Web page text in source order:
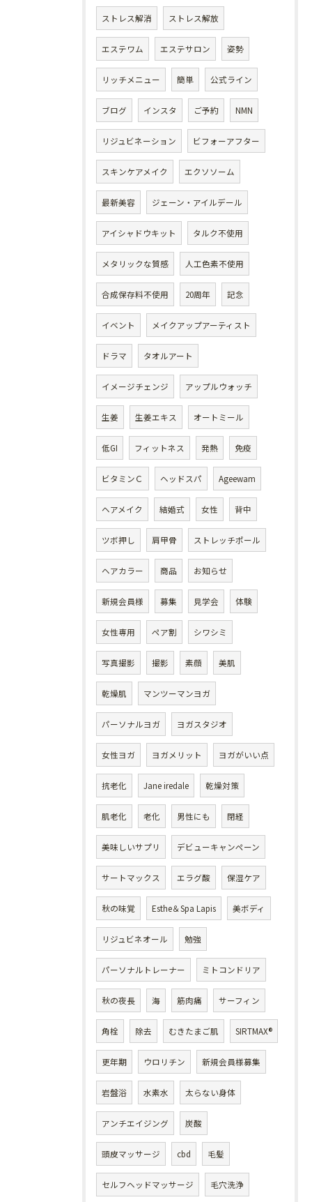
ストレス解消 ストレス解放
エステワム エステサロン 姿勢
リッチメニュー 簡単 公式ライン
ブログ インスタ ご予約 NMN
リジュビネーション ビフォーアフター
スキンケアメイク エクソソーム
最新美容 ジェーン・アイルデール
アイシャドウキット タルク不使用
メタリックな質感 人工色素不使用
合成保存料不使用 20周年 記念
イベント メイクアップアーティスト
ドラマ タオルアート
イメージチェンジ アップルウォッチ
生姜 生姜エキス オートミール
低GI フィットネス 発熱 免疫
ビタミンＣ ヘッドスパ Ageewam
ヘアメイク 結婚式 女性 背中
ツボ押し 肩甲骨 ストレッチポール
ヘアカラー 商品 お知らせ
新規会員様 募集 見学会 体験
女性専用 ペア割 シワシミ
写真撮影 撮影 素顔 美肌
乾燥肌 マンツーマンヨガ
パーソナルヨガ ヨガスタジオ
女性ヨガ ヨガメリット ヨガがいい点
抗老化 Jane iredale 乾燥対策
肌老化 老化 男性にも 閉経
美味しいサプリ デビューキャンペーン
サートマックス エラグ酸 保湿ケア
秋の味覚 Esthe＆Spa Lapis 美ボディ
リジュビネオール 勉強
パーソナルトレーナー ミトコンドリア
秋の夜長 海 筋肉痛 サーフィン
角栓 除去 むきたまご肌 SIRTMAX®
更年期 ウロリチン 新規会員様募集
岩盤浴 水素水 太らない身体
アンチエイジング 炭酸
頭皮マッサージ cbd 毛髪
セルフヘッドマッサージ 毛穴洗浄